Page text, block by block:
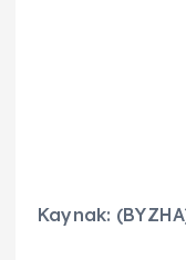
Kaynak: